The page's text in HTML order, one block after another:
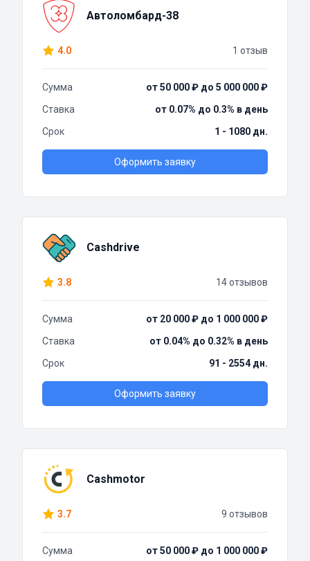
Автоломбард-38
4.0 1 отзыв
Сумма
от 50 000 ₽ до 5 000 000 ₽
Ставка
от 0.07% до 0.3% в день
Срок
1 - 1080 дн.
Оформить заявку
Cashdrive
3.8 14 отзывов
Сумма
от 20 000 ₽ до 1 000 000 ₽
Ставка
от 0.04% до 0.32% в день
Срок
91 - 2554 дн.
Оформить заявку
Cashmotor
3.7 9 отзывов
Сумма
от 50 000 ₽ до 1 000 000 ₽